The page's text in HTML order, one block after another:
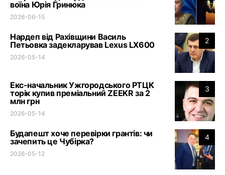
воїна Юрія Гринюка
2026-06-15
2
Нардеп від Рахівщини Василь
Петьовка задекларував Lexus LX600
2026-05-14
3
Екс-начальник Ужгородського РТЦК
торік купив преміальний ZEEKR за 2
млн грн
2026-05-14
4
Будапешт хоче перевірки грантів: чи
зачепить це Чубірка?
2026-05-12